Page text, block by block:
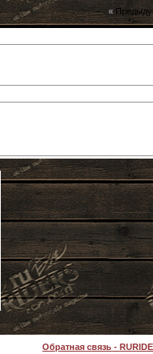
«
Обратная связь -